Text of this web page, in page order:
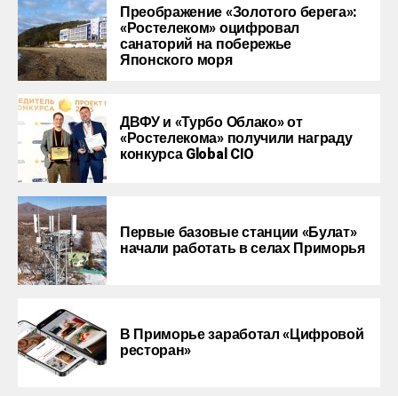
Преображение «Золотого берега»:
«Ростелеком» оцифровал
санаторий на побережье
Японского моря
ДВФУ и «Турбо Облако» от
«Ростелекома» получили награду
конкурса Global CIO
Первые базовые станции «Булат»
начали работать в селах Приморья
В Приморье заработал «Цифровой
ресторан»